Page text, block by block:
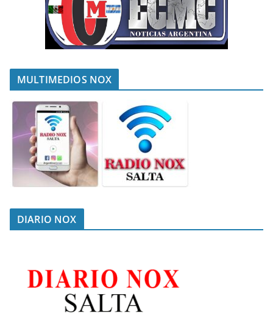
MULTIMEDIOS NOX
DIARIO NOX